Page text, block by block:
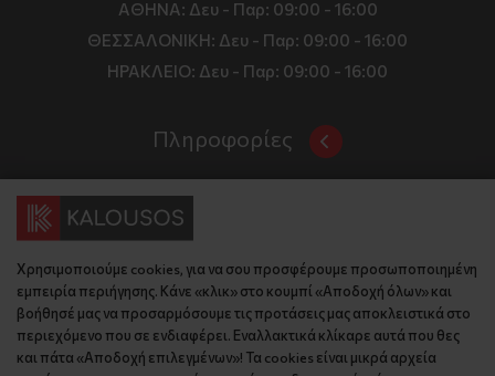
ΑΘΗΝΑ: Δευ - Παρ: 09:00 - 16:00
ΘΕΣΣΑΛΟΝΙΚΗ: Δευ - Παρ: 09:00 - 16:00
ΗΡΑΚΛΕΙΟ: Δευ - Παρ: 09:00 - 16:00
Πληροφορίες
Όροι και Προϋποθέσεις
Τιμές, Τρόποι Αποστολής και Πληρωμής
Πολιτική Απορρήτου
Κώδικας Δεοντολογίας
Εταιρικό Προφίλ
KLoop - Loyalty Program
Επικοινωνία
Διεύθυνση
Έδρα: Γράμμου 29, 18345 , Μοσχάτο Αττική
Θεσ/νίκη: Λυσάνδρου 8, 54642, Θεσσαλονίκη
Κρήτη: Θερίσου 52, 71305, Ηράκλειο
Βρείτε μας στον χάρτη
Χρησιμοποιούμε cookies, για να σου προσφέρουμε προσωποποιημένη
εμπειρία περιήγησης. Κάνε «κλικ» στο κουμπί «Αποδοχή όλων» και
βοήθησέ μας να προσαρμόσουμε τις προτάσεις μας αποκλειστικά στο
περιεχόμενο που σε ενδιαφέρει. Εναλλακτικά κλίκαρε αυτά που θες
και πάτα «Αποδοχή επιλεγμένων»! Τα cookies είναι μικρά αρχεία